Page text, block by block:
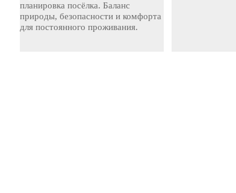
планировка посёлка. Баланс
природы, безопасности и комфорта
для постоянного проживания.